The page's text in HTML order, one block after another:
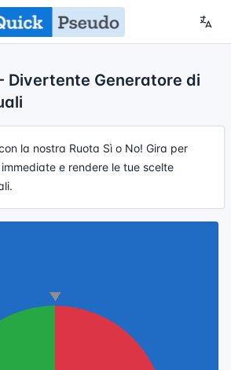
Divertente Generatore di
la nostra Ruota Sì o No! Gira per
e rendere le tue scelte